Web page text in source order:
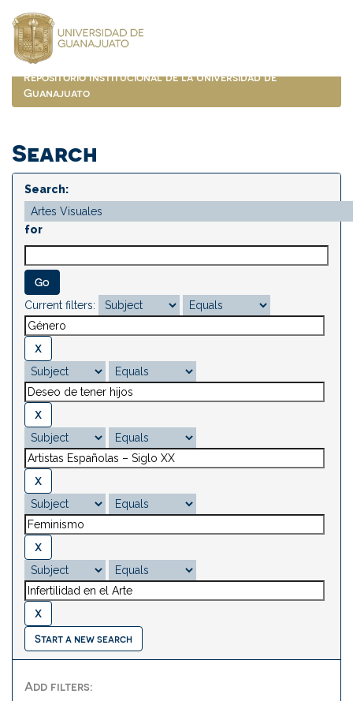
navigation
Repositorio Institucional de la Universidad de
Guanajuato
Search
Search:
for
Current filters:
Start a new search
Add filters: